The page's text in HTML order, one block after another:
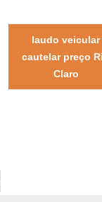
laudo veicular
cautelar preço
Claro